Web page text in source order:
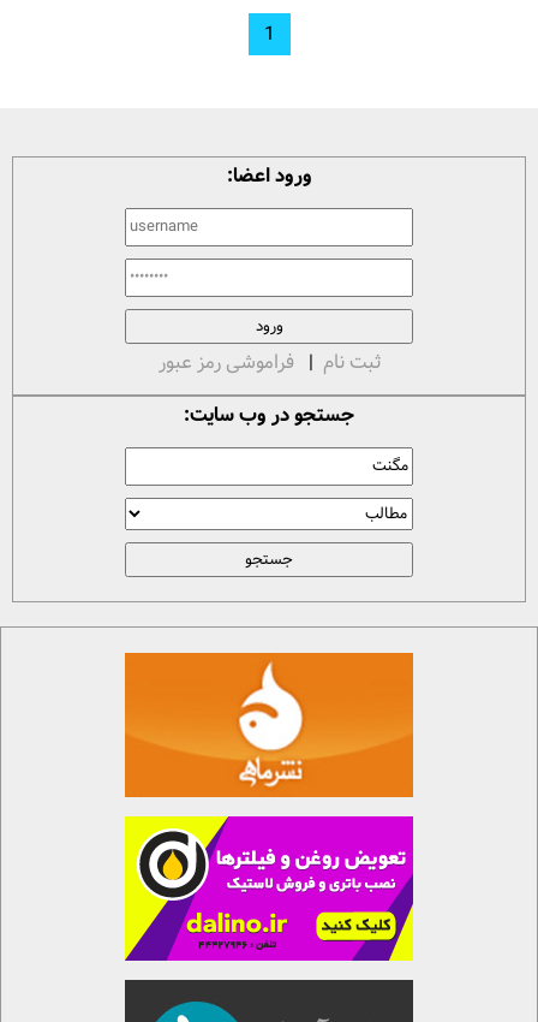
1
ورود اعضا:
ثبت نام | فراموشی رمز عبور
جستجو در وب سایت: